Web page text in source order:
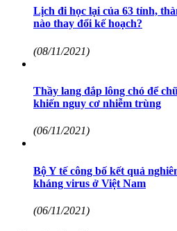
Lịch đi học lại của 63 tỉnh,
nào thay đổi kế hoạch?
(08/11/2021)
Thầy lang đắp lông chó để
khiến nguy cơ nhiễm trùng
(06/11/2021)
Bộ Y tế công bố kết quả
kháng virus ở Việt Nam
(06/11/2021)